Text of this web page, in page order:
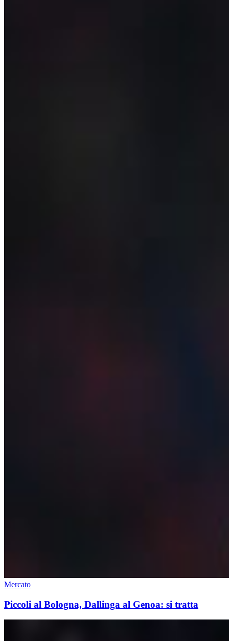
Mercato
Piccoli al Bologna, Dallinga al Genoa: si tratta